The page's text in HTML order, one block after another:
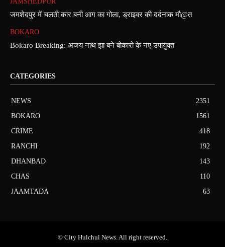
जमशेदपुर में चलती कार बनी आग का गोला, ड्राइवर की दर्दनाक मौ@त
BOKARO
Bokaro Breaking: अजय नाथ झा बने बोकारो के नए उपायुक्त
CATEGORIES
NEWS
2351
BOKARO
1561
CRIME
418
RANCHI
192
DHANBAD
143
CHAS
110
JAAMTADA
63
© City Hulchul News. All right reserved.